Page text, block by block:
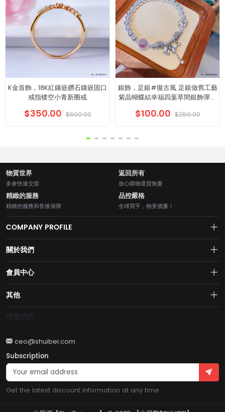
K金首飾，18K紅鑲嵌鑽石鑲嵌固口
戒指镂空小青新圈戒
$350.00 $600.00
銀飾，足銀#復古風 足銀做舊工藝
紫晶蝴蝶結幸福四葉草間銀飾彈力
$100.00 $250.00
物質世界
多倉快速交貨
返回所有
放心購物退貨無憂
精緻的服務
精緻的服務和售後保障
品控嚴格
全球買手，物美價廉！
COMPANY PROFILE
球黃金珠寶跨境電商平臺！AI與區塊鏈的完美結合的【水貝幣$SB】引領
全球黃金珠寶穩定幣RWA新紀元！
關於我們
About us
Join us
Privacy policy
會員中心
Account
Order
Brand List
其他
Terms of use
Become a seller
Account
ceo@shuibei.com
Subscription
Get the latest discount information at any time